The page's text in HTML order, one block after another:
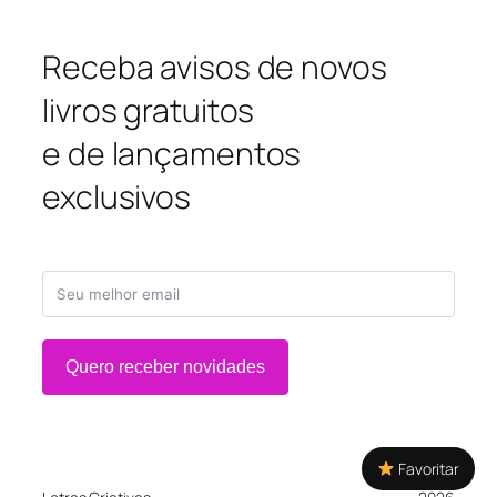
Receba avisos de novos
livros gratuitos
e de lançamentos
exclusivos
Quero receber novidades
Favoritar